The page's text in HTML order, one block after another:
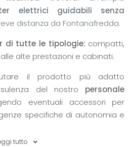
elettrici guidabili senza
distanza da Fontanafredda.
di tutte le tipologie: compatti,
alte prestazioni e cabinati.
il prodotto più adatto
del nostro personale
eventuali accessori per
specifiche di autonomia e
tutto